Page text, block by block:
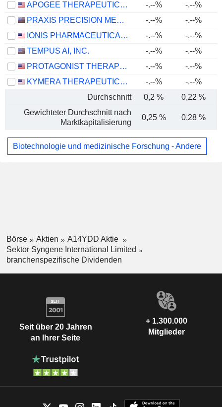
APOGEE THERAPEUTICS, INC.
-.--% -.--%
PRAXIS PRECISION MEDICINES, INC.
-.--% -.--%
IONIS PHARMACEUTICALS, INC.
-.--% -.--%
TEMPUS AI, INC.
-.--% -.--%
PROTAGONIST THERAPEUTICS, INC.
-.--%
-.--%
KYMERA THERAPEUTICS, INC.
-.--% -.--%
Durchschnitt
0,2 % 0,22 %
Gewichteter Durchschnitt nach
Marktkapitalisierung
0,25 % 0,28 %
Biotechnologie und medizinische Forschung - Andere
Börse Aktien
A14YDD Aktie
Sektor Syngene International Limited
branchenspezifische Dividenden
Seit über 20 Jahren
an Ihrer Seite
+ 1.300.000
Mitglieder